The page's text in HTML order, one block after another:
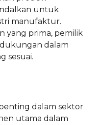
untuk
manufaktur.
yang prima, pemilik
dalam
sesuai.
dalam sektor
utama dalam